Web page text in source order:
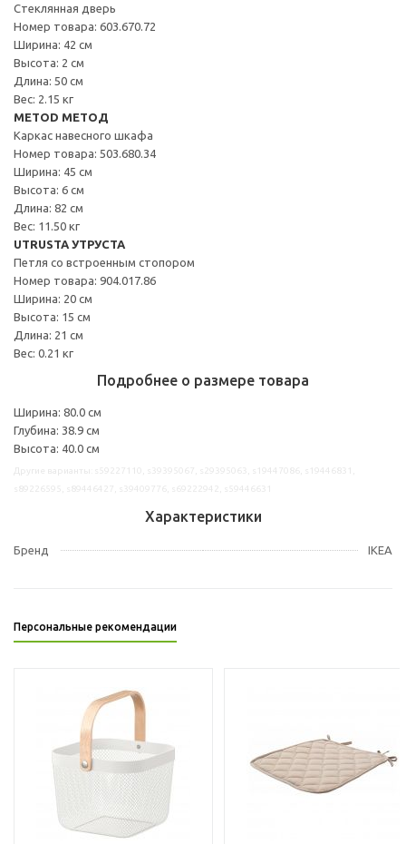
Стеклянная дверь
Номер товара: 603.670.72
Ширина: 42 см
Высота: 2 см
Длина: 50 см
Вес: 2.15 кг
METOD МЕТОД
Каркас навесного шкафа
Номер товара: 503.680.34
Ширина: 45 см
Высота: 6 см
Длина: 82 см
Вес: 11.50 кг
UTRUSTA УТРУСТА
Петля со встроенным стопором
Номер товара: 904.017.86
Ширина: 20 см
Высота: 15 см
Длина: 21 см
Вес: 0.21 кг
Подробнее о размере товара
Ширина: 80.0 см
Глубина: 38.9 см
Высота: 40.0 см
Характеристики
Бренд IKEA
Персональные рекомендации